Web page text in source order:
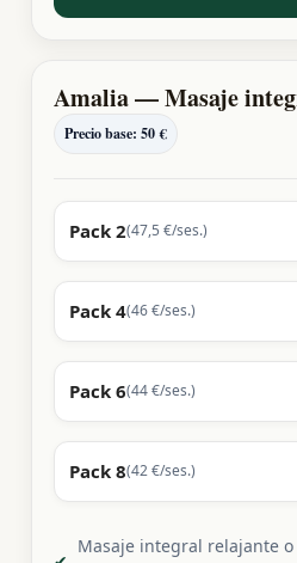
Amalia — Masaje
Precio base: 50 €
Pack 2(47,5 €/ses.)
Pack 4(46 €/ses.)
Pack 6(44 €/ses.)
Pack 8(42 €/ses.)
Masaje integral relajante